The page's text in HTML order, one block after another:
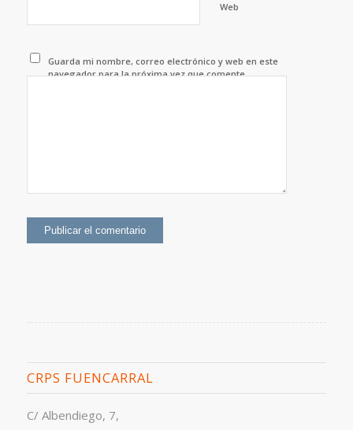
Web
Guarda mi nombre, correo electrónico y web en este
navegador para la próxima vez que comente.
CRPS FUENCARRAL
C/ Albendiego, 7,